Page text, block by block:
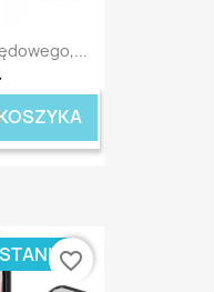
favorite_border